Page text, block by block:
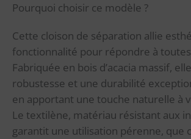
Pourquoi choisir ce modèle ?
Cette cloison de séparation allie
fonctionnalité pour répondre à
Fabriquée en bois d’acacia massif,
robustesse et une durabilité
en apportant une touche naturelle à
Le textilène, matériau résistant aux
garantit une utilisation pérenne, que